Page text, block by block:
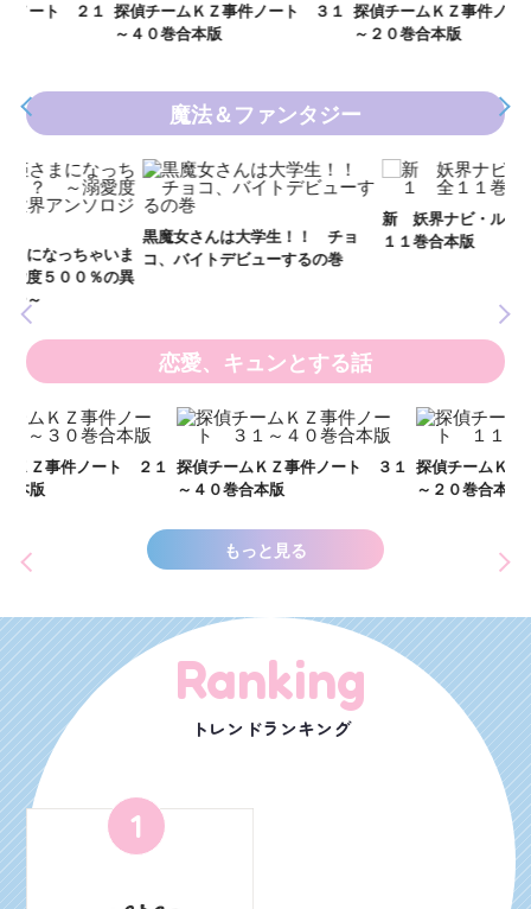
探偵チームＫＺ事件ノート ３１
～４０巻合本版
探偵チームＫＺ事件ノート １１
～２０巻合本版
魔法＆ファンタジー
黒魔女さんは大学生！！ チョ
コ、バイトデビューするの巻
新 妖界ナビ・ルナ１～１１ 全
１１巻合本版
恋愛、キュンとする話
探偵チームＫＺ事件ノート ３１
～４０巻合本版
探偵チームＫＺ事件ノート １１
～２０巻合本版
もっと見る
Ranking
トレンドランキング
1